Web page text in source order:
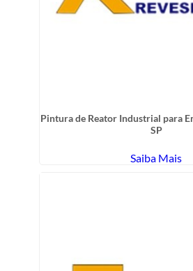
Pintura de Reator Industrial para
SP
Saiba Mais